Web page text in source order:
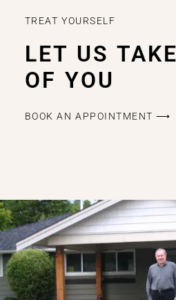
TREAT YOURSELF
LET US
OF YOU
BOOK AN APPOINTMENT ⟶